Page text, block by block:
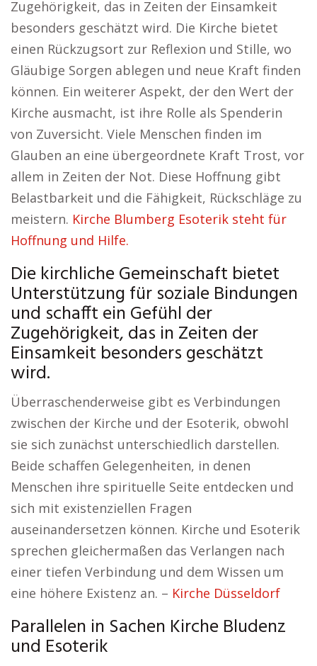
Zugehörigkeit, das in Zeiten der Einsamkeit
besonders geschätzt wird. Die Kirche bietet
einen Rückzugsort zur Reflexion und Stille, wo
Gläubige Sorgen ablegen und neue Kraft finden
können. Ein weiterer Aspekt, der den Wert der
Kirche ausmacht, ist ihre Rolle als Spenderin
von Zuversicht. Viele Menschen finden im
Glauben an eine übergeordnete Kraft Trost, vor
allem in Zeiten der Not. Diese Hoffnung gibt
Belastbarkeit und die Fähigkeit, Rückschläge zu
meistern. Kirche Blumberg Esoterik steht für
Hoffnung und Hilfe.
Die kirchliche Gemeinschaft bietet
Unterstützung für soziale Bindungen
und schafft ein Gefühl der
Zugehörigkeit, das in Zeiten der
Einsamkeit besonders geschätzt
wird.
Überraschenderweise gibt es Verbindungen
zwischen der Kirche und der Esoterik, obwohl
sie sich zunächst unterschiedlich darstellen.
Beide schaffen Gelegenheiten, in denen
Menschen ihre spirituelle Seite entdecken und
sich mit existenziellen Fragen
auseinandersetzen können. Kirche und Esoterik
sprechen gleichermaßen das Verlangen nach
einer tiefen Verbindung und dem Wissen um
eine höhere Existenz an. – Kirche Düsseldorf
Parallelen in Sachen Kirche Bludenz
und Esoterik